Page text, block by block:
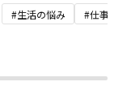
#生活の悩み #仕事